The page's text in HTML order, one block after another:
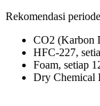
Rekomendasi
CO2 (Karbon
HFC-227,
Foam, setiap
Dry Chemical